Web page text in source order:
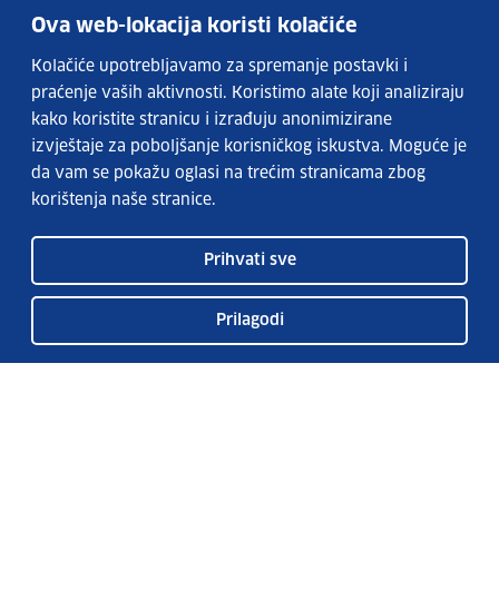
Ova web-lokacija koristi kolačiće
Kolačiće upotrebljavamo za spremanje postavki i
praćenje vaših aktivnosti. Koristimo alate koji analiziraju
kako koristite stranicu i izrađuju anonimizirane
izvještaje za poboljšanje korisničkog iskustva. Moguće je
da vam se pokažu oglasi na trećim stranicama zbog
korištenja naše stranice.
Prilagodi
Prihvati sve